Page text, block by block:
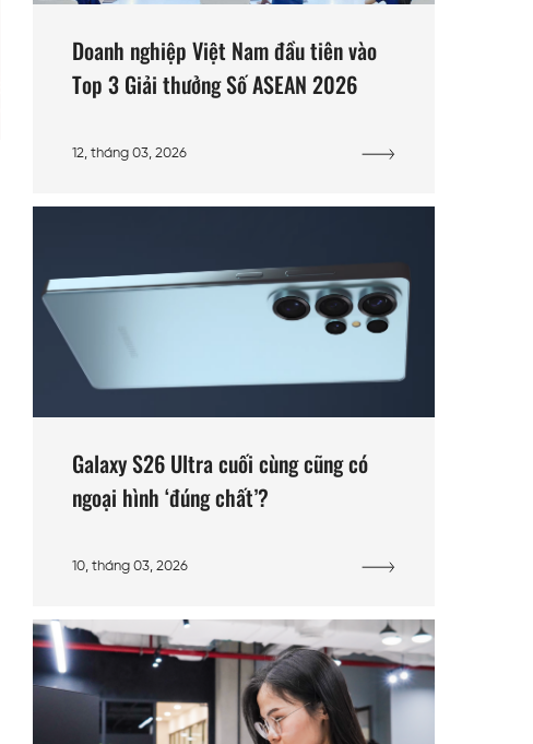
Doanh nghiệp Việt Nam đầu tiên vào
Top 3 Giải thưởng Số ASEAN 2026
12, tháng 03, 2026
Galaxy S26 Ultra cuối cùng cũng có
ngoại hình ‘đúng chất’?
10, tháng 03, 2026